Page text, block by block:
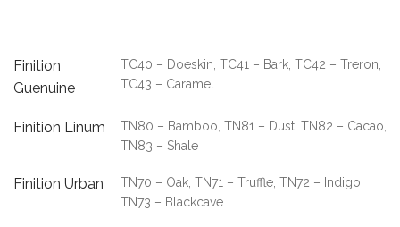
Finition
Guenuine
TC40 – Doeskin, TC41 – Bark, TC42 – Treron,
TC43 – Caramel
Finition Linum
TN80 – Bamboo, TN81 – Dust, TN82 – Cacao,
TN83 – Shale
Finition Urban
TN70 – Oak, TN71 – Truffle, TN72 – Indigo,
TN73 – Blackcave